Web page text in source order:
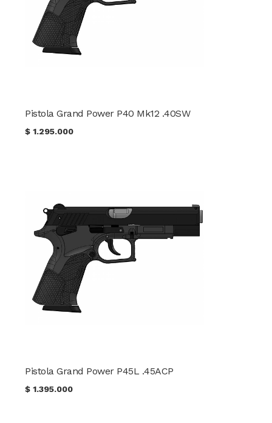
Pistola Grand Power P40 Mk12 .40SW
$1.295.000
Pistola Grand Power P45L .45ACP
$1.395.000